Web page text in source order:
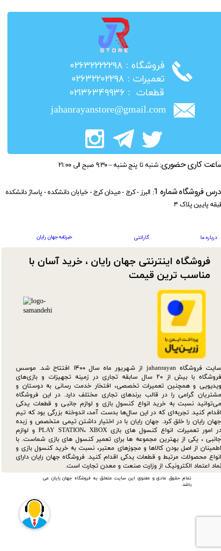
تمام حقوق مادی و معنوی این سایت متعلق به فروشگاه جهان رایان می
باشد.
​فروشگاه : ۰۲۶۳۲۲۲۲۲۹۸
​تعمیرات : ۰۲۶۳۲۲۰۲۲۹۸
​قطعات : ۰۲۱۳۶۳۴۹۹۳۶
jahanrayanstore@gmail.com
سایت فروشگاه jahanrayan از شهریور ماه سال ۱۴۰۰ افتتاح شد. موسس
فروشگاه با بیش از ۲۰ سال سابقه تجاری در زمینه تجهیزات و بازی‌های
ویدیویی و همچنین تعمیرات تخصصی، افتخار خدمت رسانی به دوستان و
مشتریان گرامی را در قالب برندهای تجاری مختلف دارد. در این فروشگاه
می‌توانید نسبت به خرید انواع کنسول بازی و لوازم جانبی و قطعات یدکی‌
اقدام کنید. تجربه‌ای که در این سال‌ها بدست آمد، اندوخته بزرگی بود که تیم
جهان رایان را خلق کرد. جهان رایان با در اختیار داشتن تیمی متخصص و زبده
در امور تعمیرات انواع کنسول های بازی PLAY STATION، XBOX و لوازم
جانبی ، یکی از بهترین مجموعه ها برای تعمیر کنسول های بازی شماست. با
اطمینان از اصل بودن کالاها و مجوزهای معتبر، نسبت به خرید کنسول بازی و
انواع محصولات مرتبط و قطعات یدکی اقدام کنید. فروشگاه جهان رایان دارای
نماد اعتماد الکترونیک از وزارت صنعت و معدن تجارت است.
فروشگاه اینترنتی جهان رایان ، خرید آسان با
مناسب ترین قیمت​​​​​​​
کاری حضوری: شنبه تا پنج شنبه – ۹:۳۰ صبح الی ۲۱:۰۰
درباره ما گارانتی خبرنامه جهان رایان
فروشگاه شماره 1:
البرز - کرج - میدان کرج - خیابان دانشکده - پاساژ دانشکده
پایین پلاک ۴